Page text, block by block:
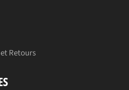
Retours